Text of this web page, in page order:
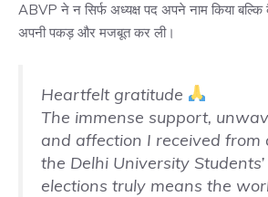
ABVP ने न सिर्फ अध्यक्ष पद अपने नाम किया बल्कि
अपनी पकड़ और मजबूत कर ली।
Heartfelt gratitude
The immense support,
and affection I received from
the Delhi University
elections truly means the